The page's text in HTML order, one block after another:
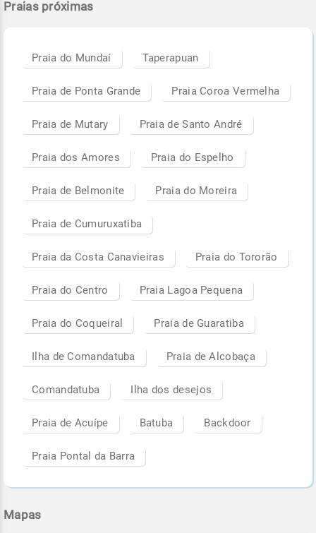
Praias próximas
Praia do Mundaí Taperapuan
Praia de Ponta Grande Praia Coroa Vermelha
Praia de Mutary Praia de Santo André
Praia dos Amores Praia do Espelho
Praia de Belmonite Praia do Moreira
Praia de Cumuruxatiba
Praia da Costa Canavieiras Praia do Tororão
Praia do Centro Praia Lagoa Pequena
Praia do Coqueiral Praia de Guaratiba
Ilha de Comandatuba Praia de Alcobaça
Comandatuba Ilha dos desejos
Praia de Acuípe Batuba Backdoor
Praia Pontal da Barra
Mapas